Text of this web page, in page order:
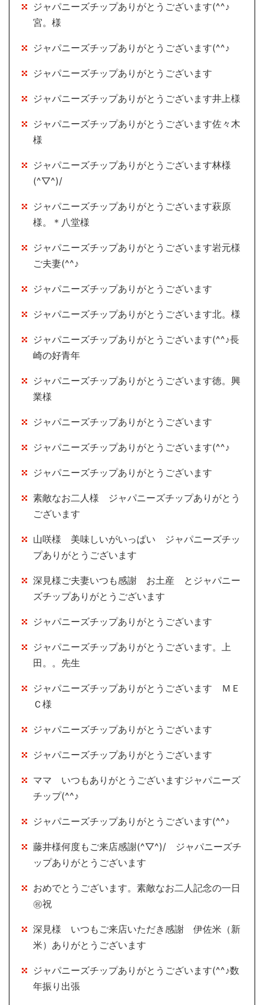
ジャパニーズチップありがとうございます(^^♪
宮。様
ジャパニーズチップありがとうございます(^^♪
ジャパニーズチップありがとうございます
ジャパニーズチップありがとうございます井上様
ジャパニーズチップありがとうございます佐々木
様
ジャパニーズチップありがとうございます林様
(^▽^)/
ジャパニーズチップありがとうございます萩原
様。＊八堂様
ジャパニーズチップありがとうございます岩元様
ご夫妻(^^♪
ジャパニーズチップありがとうございます
ジャパニーズチップありがとうございます北。様
ジャパニーズチップありがとうございます(^^♪長
崎の好青年
ジャパニーズチップありがとうございます徳。興
業様
ジャパニーズチップありがとうございます
ジャパニーズチップありがとうございます(^^♪
ジャパニーズチップありがとうございます
素敵なお二人様 ジャパニーズチップありがとう
ございます
山咲様 美味しいがいっぱい ジャパニーズチッ
プありがとうございます
深見様ご夫妻いつも感謝 お土産 とジャパニー
ズチップありがとうございます
ジャパニーズチップありがとうございます
ジャパニーズチップありがとうございます。上
田。。先生
ジャパニーズチップありがとうございます ＭＥ
Ｃ様
ジャパニーズチップありがとうございます
ジャパニーズチップありがとうございます
ママ いつもありがとうございますジャパニーズ
チップ(^^♪
ジャパニーズチップありがとうございます(^^♪
藤井様何度もご来店感謝(^▽^)/ ジャパニーズチ
ップありがとうございます
おめでとうございます。素敵なお二人記念の一日
㊗祝
深見様 いつもご来店いただき感謝 伊佐米（新
米）ありがとうございます
ジャパニーズチップありがとうございます(^^♪数
年振り出張